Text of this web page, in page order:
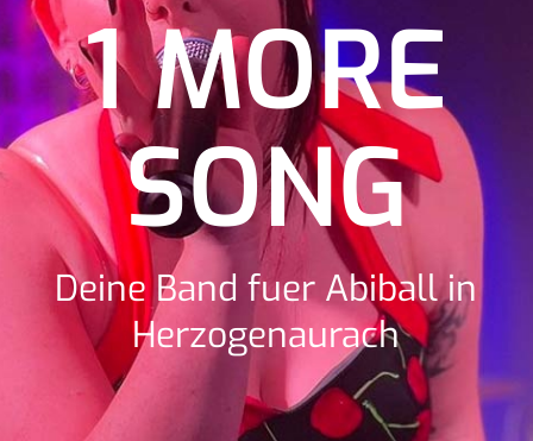
1 MORE
SONG
Deine Band fuer Abiball in
Herzogenaurach